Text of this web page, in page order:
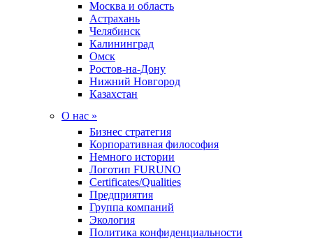
Москва и область
Астрахань
Челябинск
Калининград
Омск
Ростов-на-Дону
Нижний Новгород
Казахстан
О нас »
Бизнес стратегия
Корпоративная философия
Немного истории
Логотип FURUNO
Certificates/Qualities
Предприятия
Группа компаний
Экология
Политика конфиденциальности